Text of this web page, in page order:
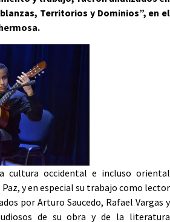
Territorios y Dominios”, en el
cultura occidental e incluso oriental
y en especial su trabajo como lector
por Arturo Saucedo, Rafael Vargas y
de su obra y de la literatura